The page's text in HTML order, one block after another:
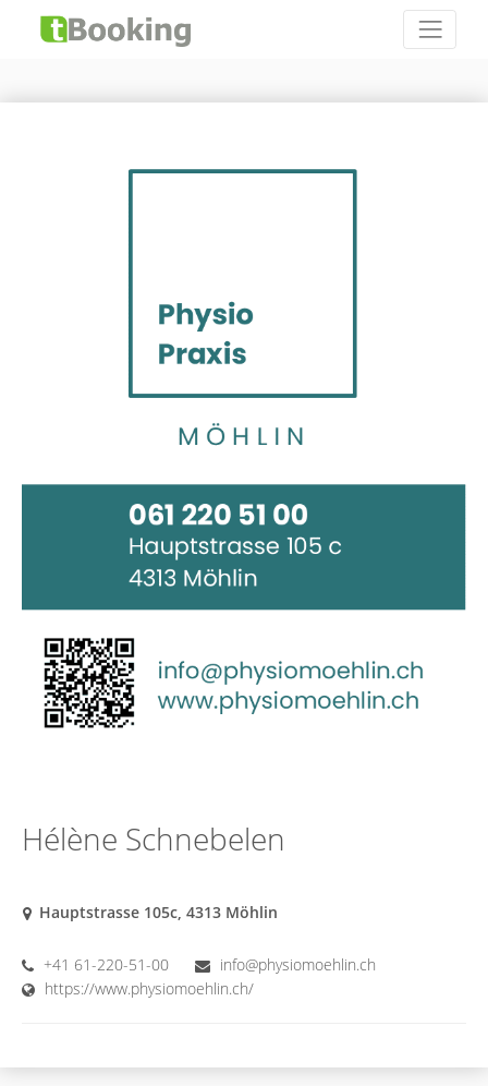
Hélène Schnebelen
Hauptstrasse 105c, 4313 Möhlin
+41 61-220-51-00
info@physiomoehlin.ch
https://www.physiomoehlin.ch/